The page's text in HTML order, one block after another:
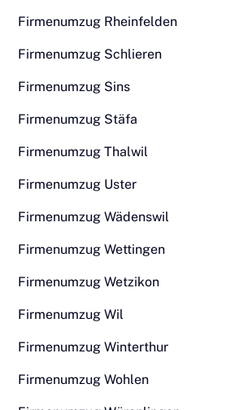
Firmenumzug Rheinfelden
Firmenumzug Schlieren
Firmenumzug Sins
Firmenumzug Stäfa
Firmenumzug Thalwil
Firmenumzug Uster
Firmenumzug Wädenswil
Firmenumzug Wettingen
Firmenumzug Wetzikon
Firmenumzug Wil
Firmenumzug Winterthur
Firmenumzug Wohlen